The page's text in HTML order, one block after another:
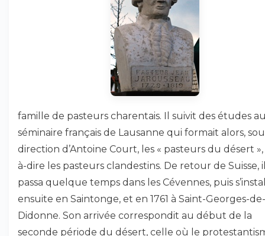
famille de pasteurs charentais. Il suivit des études
séminaire français de Lausanne qui formait alors,
direction d’Antoine Court, les « pasteurs du désert »,
à-dire les pasteurs clandestins. De retour de Suisse,
passa quelque temps dans les Cévennes, puis
ensuite en Saintonge, et en 1761 à Saint-Georges-de-
Didonne. Son arrivée correspondit au début de la
seconde période du désert, celle où le